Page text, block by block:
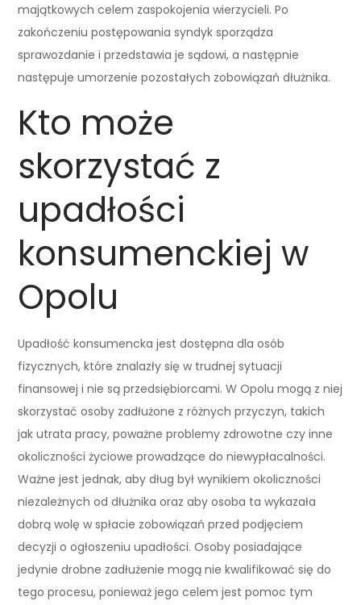
majątkowych celem zaspokojenia wierzycieli. Po
zakończeniu postępowania syndyk sporządza
sprawozdanie i przedstawia je sądowi, a następnie
następuje umorzenie pozostałych zobowiązań dłużnika.
Kto może
skorzystać z
upadłości
konsumenckiej w
Opolu
Upadłość konsumencka jest dostępna dla osób
fizycznych, które znalazły się w trudnej sytuacji
finansowej i nie są przedsiębiorcami. W Opolu mogą z niej
skorzystać osoby zadłużone z różnych przyczyn, takich
jak utrata pracy, poważne problemy zdrowotne czy inne
okoliczności życiowe prowadzące do niewypłacalności.
Ważne jest jednak, aby dług był wynikiem okoliczności
niezależnych od dłużnika oraz aby osoba ta wykazała
dobrą wolę w spłacie zobowiązań przed podjęciem
decyzji o ogłoszeniu upadłości. Osoby posiadające
jedynie drobne zadłużenie mogą nie kwalifikować się do
tego procesu, ponieważ jego celem jest pomoc tym